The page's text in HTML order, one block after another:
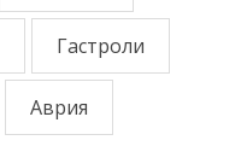
Гастроли
Аврия